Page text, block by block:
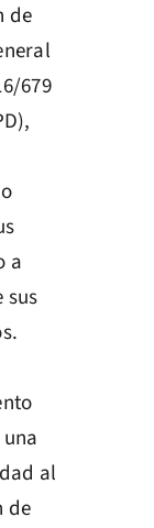
de
679
a
sus
al
de